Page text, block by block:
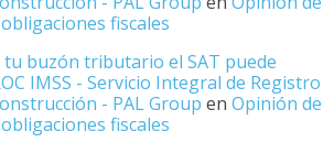
fiscales
buzón tributario el SAT puede
IMSS - Servicio Integral de Registro
- PAL Group en Opinión de
fiscales